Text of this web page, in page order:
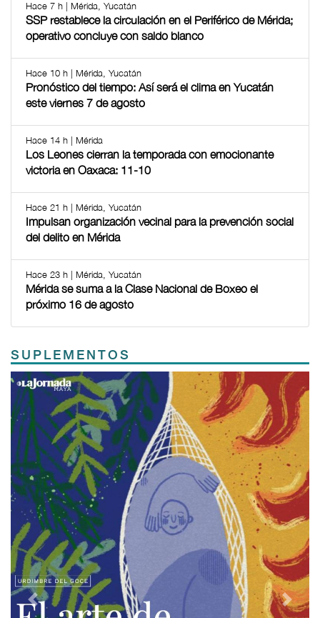
Hace 7 h | Mérida, Yucatán
SSP restablece la circulación en el Periférico de Mérida;
operativo concluye con saldo blanco
Hace 10 h | Mérida, Yucatán
Pronóstico del tiempo: Así será el clima en Yucatán
este viernes 7 de agosto
Hace 14 h | Mérida
Los Leones cierran la temporada con emocionante
victoria en Oaxaca: 11-10
Hace 21 h | Mérida, Yucatán
Impulsan organización vecinal para la prevención social
del delito en Mérida
Hace 23 h | Mérida, Yucatán
Mérida se suma a la Clase Nacional de Boxeo el
próximo 16 de agosto
SUPLEMENTOS
Previous Next